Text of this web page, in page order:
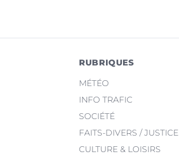
RUBRIQUES
MÉTÉO
INFO TRAFIC
SOCIÉTÉ
FAITS-DIVERS / JUSTICE
CULTURE & LOISIRS